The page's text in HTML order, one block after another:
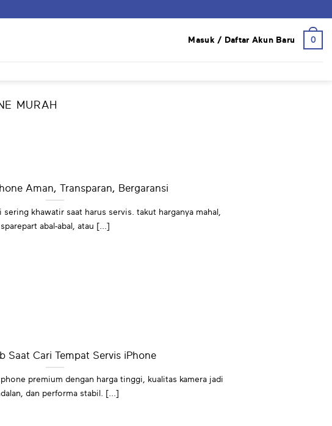
Masuk / Daftar Akun Baru 0
MURAH
Aman, Transparan, Bergaransi
khawatir saat harus servis. takut harganya mahal,
sparepart abal-abal, atau [...]
Saat Cari Tempat Servis iPhone
premium dengan harga tinggi, kualitas kamera jadi
dan performa stabil. [...]